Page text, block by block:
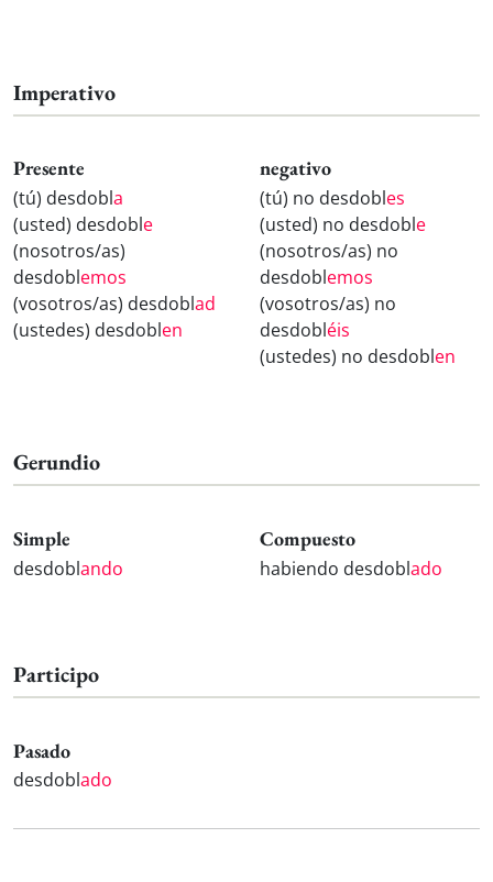
Imperativo
Presente
(tú) desdobla
(usted) desdoble
(nosotros/as)
desdoblemos
(vosotros/as) desdoblad
(ustedes) desdoblen
negativo
(tú) no desdobles
(usted) no desdoble
(nosotros/as) no
desdoblemos
(vosotros/as) no
desdobléis
(ustedes) no desdoblen
Gerundio
Simple
desdoblando
Compuesto
habiendo desdoblado
Participo
Pasado
desdoblado